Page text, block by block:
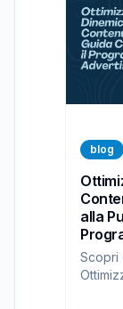
blog
alla
Scopri